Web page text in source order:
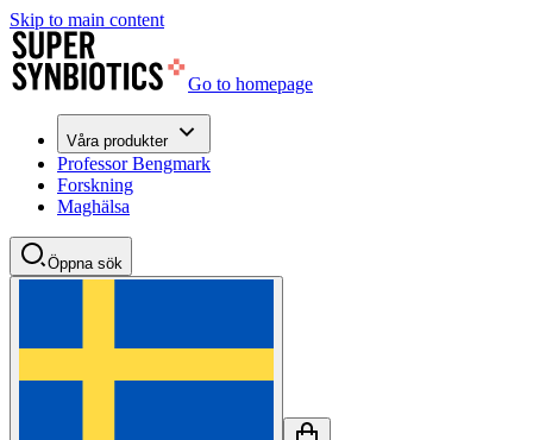
Skip to main content
Go to homepage
Våra produkter
Professor Bengmark
Forskning
Maghälsa
Öppna sök